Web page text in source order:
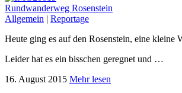
Rundwanderweg Rosenstein
Allgemein | Reportage
Heute ging es auf den Rosenstein, eine kleine
Leider hat es ein bisschen geregnet und …
16. August 2015 Mehr lesen